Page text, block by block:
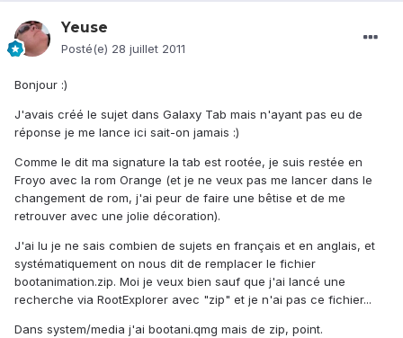
Yeuse
Posté(e) 28 juillet 2011
Bonjour :)
J'avais créé le sujet dans Galaxy Tab mais n'ayant pas eu de
réponse je me lance ici sait-on jamais :)
Comme le dit ma signature la tab est rootée, je suis restée en
Froyo avec la rom Orange (et je ne veux pas me lancer dans le
changement de rom, j'ai peur de faire une bêtise et de me
retrouver avec une jolie décoration).
J'ai lu je ne sais combien de sujets en français et en anglais, et
systématiquement on nous dit de remplacer le fichier
bootanimation.zip. Moi je veux bien sauf que j'ai lancé une
recherche via RootExplorer avec "zip" et je n'ai pas ce fichier...
Dans system/media j'ai bootani.qmg mais de zip, point.